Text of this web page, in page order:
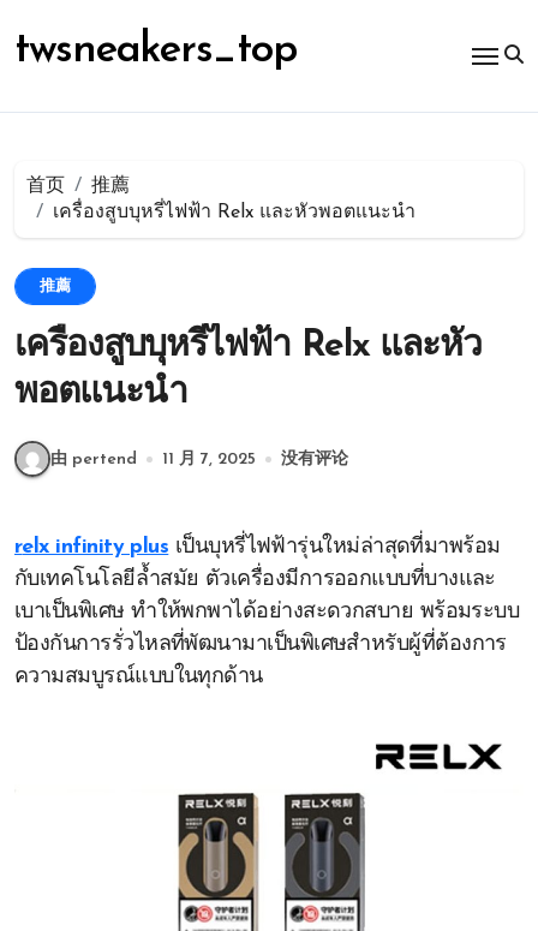
容
twsneakers_top
首页
推薦
เครื่องสูบบุหรี่ไฟฟ้า Relx และหัวพอตแนะนำ
推薦
เครื่องสูบบุหรี่ไฟฟ้า Relx และหัว
พอตแนะนำ
由 pertend 11 月 7, 2025 没有评论
relx infinity plus เป็นบุหรี่ไฟฟ้ารุ่นใหม่ล่าสุดที่มาพร้อม
กับเทคโนโลยีล้ำสมัย ตัวเครื่องมีการออกแบบที่บางและ
เบาเป็นพิเศษ ทำให้พกพาได้อย่างสะดวกสบาย พร้อมระบบ
ป้องกันการรั่วไหลที่พัฒนามาเป็นพิเศษสำหรับผู้ที่ต้องการ
ความสมบูรณ์แบบในทุกด้าน